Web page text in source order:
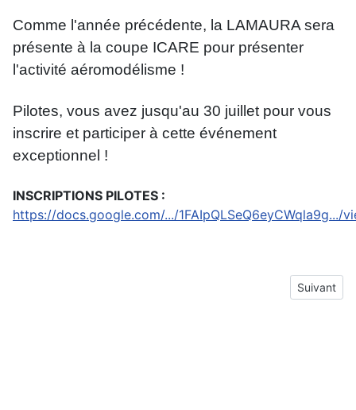
Comme l'année précédente, la LAMAURA sera
présente à la coupe ICARE pour présenter
l'activité aéromodélisme !
Pilotes, vous avez jusqu'au 30 juillet pour vous
inscrire et participer à cette événement
exceptionnel !
INSCRIPTIONS PILOTES :
https://docs.google.com/.../1FAIpQLSeQ6eyCWqla9g.../
Article
Suivant